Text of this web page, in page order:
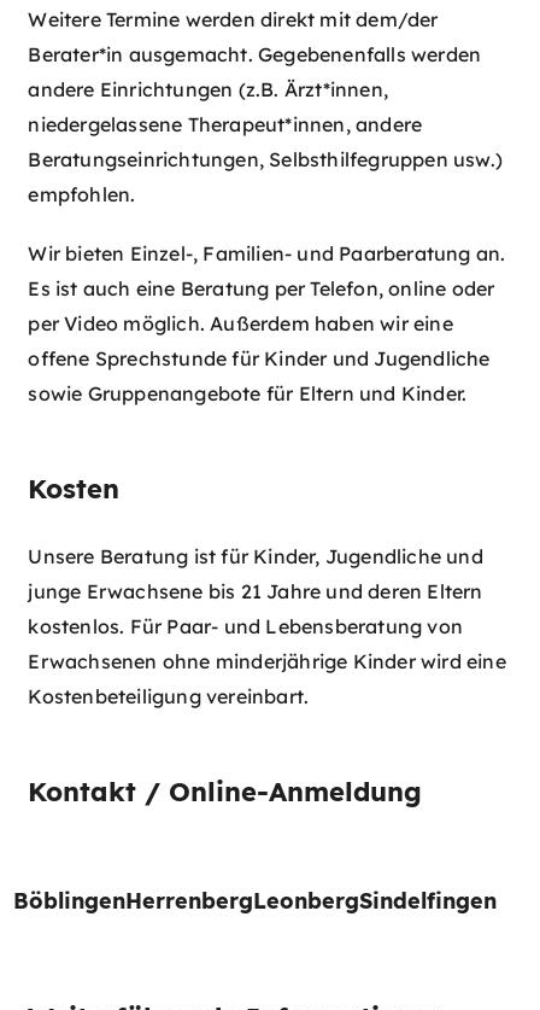
Weitere Termine werden direkt mit dem/der
Berater*in ausgemacht. Gegebenenfalls werden
andere Einrichtungen (z.B. Ärzt*innen,
niedergelassene Therapeut*innen, andere
Beratungseinrichtungen, Selbsthilfegruppen usw.)
empfohlen.
Wir bieten Einzel-, Familien- und Paarberatung an.
Es ist auch eine Beratung per Telefon, online oder
per Video möglich. Außerdem haben wir eine
offene Sprechstunde für Kinder und Jugendliche
sowie Gruppenangebote für Eltern und Kinder.
Kosten
Unsere Beratung ist für Kinder, Jugendliche und
junge Erwachsene bis 21 Jahre und deren Eltern
kostenlos. Für Paar- und Lebensberatung von
Erwachsenen ohne minderjährige Kinder wird eine
Kostenbeteiligung vereinbart.
Kontakt / Online-Anmeldung
BöblingenHerrenbergLeonbergSindelfingen